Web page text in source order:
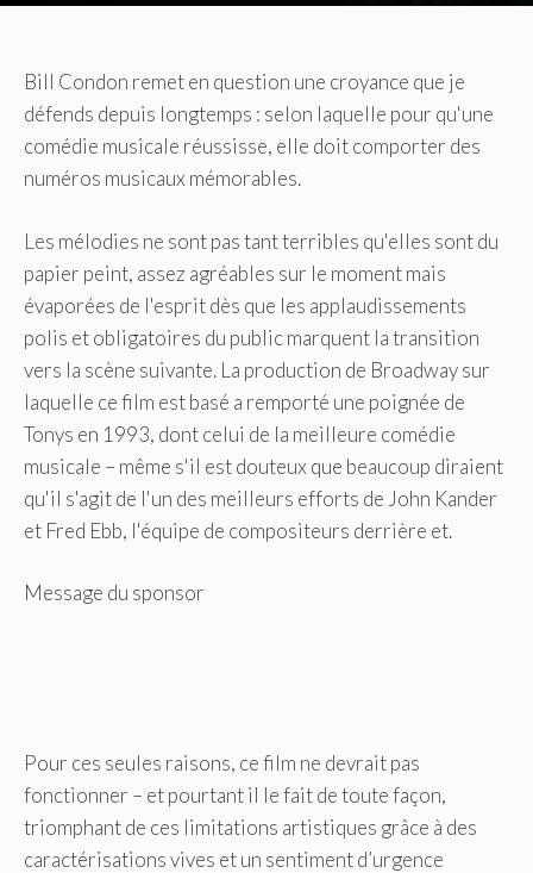
Bill Condon remet en question une croyance que je
défends depuis longtemps : selon laquelle pour qu'une
comédie musicale réussisse, elle doit comporter des
numéros musicaux mémorables.
Les mélodies ne sont pas tant terribles qu'elles sont du
papier peint, assez agréables sur le moment mais
évaporées de l'esprit dès que les applaudissements
polis et obligatoires du public marquent la transition
vers la scène suivante. La production de Broadway sur
laquelle ce film est basé a remporté une poignée de
Tonys en 1993, dont celui de la meilleure comédie
musicale – même s'il est douteux que beaucoup diraient
qu'il s'agit de l'un des meilleurs efforts de John Kander
et Fred Ebb, l'équipe de compositeurs derrière et.
Message du sponsor
Pour ces seules raisons, ce film ne devrait pas
fonctionner – et pourtant il le fait de toute façon,
triomphant de ces limitations artistiques grâce à des
caractérisations vives et un sentiment d’urgence